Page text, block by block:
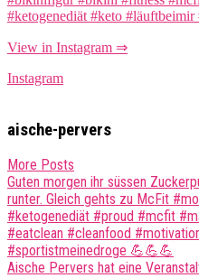
View in Instagram ⇒
Instagram
aische-pervers
More Posts
Post
navigation
Guten morgen ihr süssen
runter. Gleich gehts zu McFit
#ketogenediät #proud #mcfit
#eatclean #cleanfood
#sportistmeinedroge 💪💪💪
Aische Pervers hat eine